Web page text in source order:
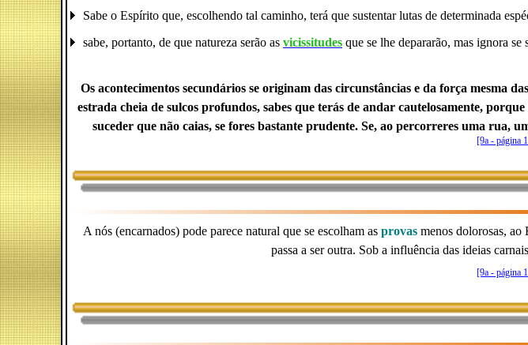
Sabe o Espírito que, escolhendo tal caminho, terá que sustentar lutas de determinada
sabe, portanto, de que natureza serão as vicissitudes que se lhe depararão, mas ignora
Os acontecimentos secundários se originam das circunstâncias e da força mesma
estrada cheia de sulcos profundos, sabes que terás de andar cautelosamente,
suceder que não caias, se fores bastante prudente. Se, ao percorreres uma rua,
[9a - página
A nós (encarnados) pode parece natural que se escolham as provas menos dolorosas, ao
passa a ser outra. Sob a influência das ideias
[9a - página